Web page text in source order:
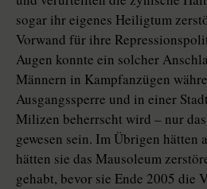
sogar ihr eigenes Heiligtum
Vorwand für ihre
Augen konnte ein solcher
Männern in Kampfanzügen
Ausgangssperre und in einer
Milizen beherrscht wird – nur
gewesen sein. Im Übrigen hätten
hätten sie das Mausoleum
gehabt, bevor sie Ende 2005 die